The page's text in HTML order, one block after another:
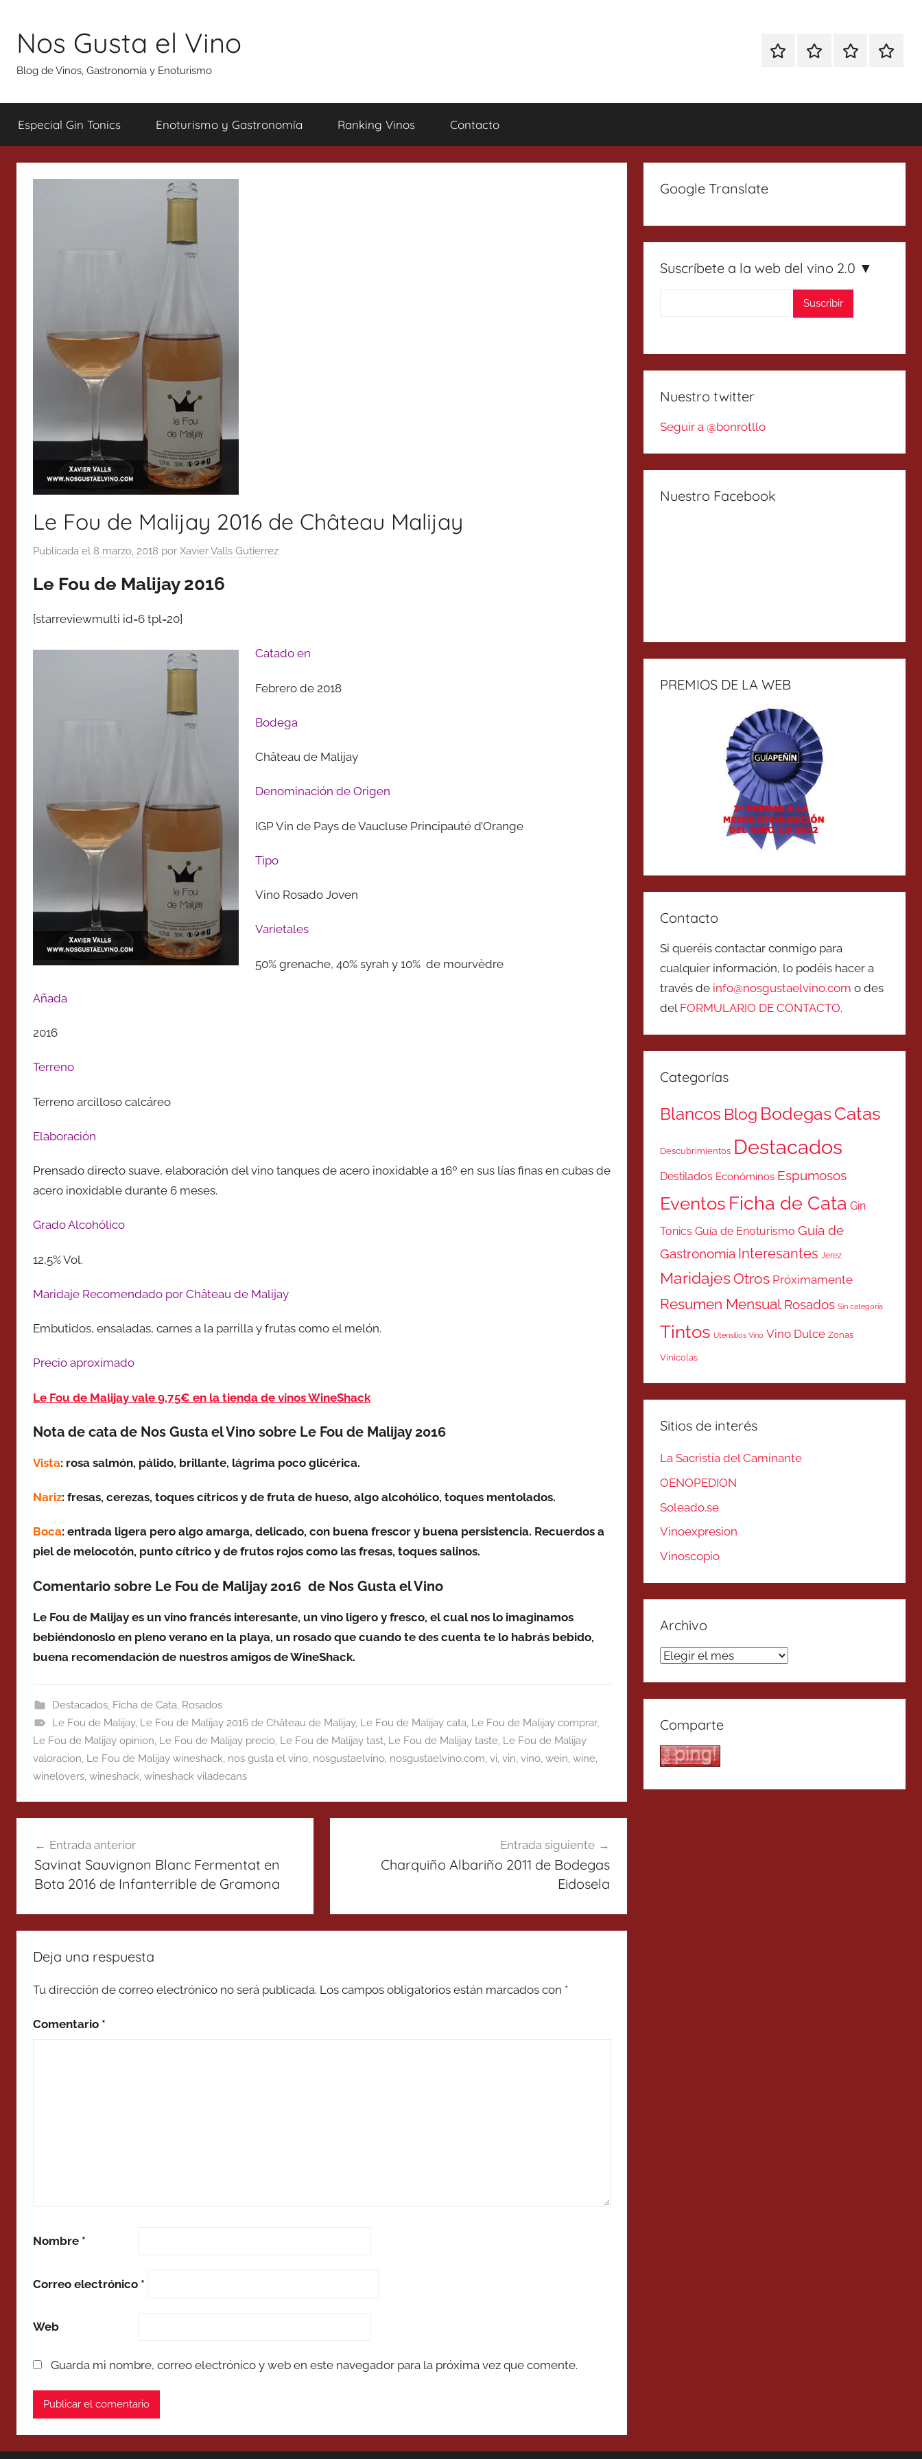
contenido
Nos Gusta el Vino
Blog de Vinos, Gastronomía y Enoturismo
EspecialEnoturismoRanking
Especial Gin Tonics Enoturismo y Gastronomía Ranking Vinos Contacto
Le Fou de Malijay 2016 de Château Malijay
Publicada el 8 marzo, 2018 por Xavier Valls Gutierrez
Le Fou de Malijay 2016
[starreviewmulti id=6 tpl=20]
Catado en
Febrero de 2018
Bodega
Château de Malijay
Denominación de Origen
IGP Vin de Pays de Vaucluse Principauté d’Orange
Tipo
Vino Rosado Joven
Varietales
50% grenache, 40% syrah y 10% de mourvèdre
Añada
2016
Terreno
Terreno arcilloso calcáreo
Elaboración
Prensado directo suave, elaboración del vino tanques de acero inoxidable a 16º en sus lías finas en cubas de
acero inoxidable durante 6 meses.
Grado Alcohólico
12,5% Vol.
Maridaje Recomendado por Château de Malijay
Embutidos, ensaladas, carnes a la parrilla y frutas como el melón.
Precio aproximado
Le Fou de Malijay vale 9,75€ en la tienda de vinos WineShack
Nota de cata de Nos Gusta el Vino sobre Le Fou de Malijay 2016
Vista: rosa salmón, pálido, brillante, lágrima poco glicérica.
Nariz: fresas, cerezas, toques cítricos y de fruta de hueso, algo alcohólico, toques mentolados.
Boca: entrada ligera pero algo amarga, delicado, con buena frescor y buena persistencia. Recuerdos a
piel de melocotón, punto cítrico y de frutos rojos como las fresas, toques salinos.
Comentario sobre Le Fou de Malijay 2016 de Nos Gusta el Vino
Le Fou de Malijay es un vino francés interesante, un vino ligero y fresco, el cual nos lo imaginamos
bebiéndonoslo en pleno verano en la playa, un rosado que cuando te des cuenta te lo habrás bebido,
buena recomendación de nuestros amigos de WineShack.
Destacados, Ficha de Cata Rosados
Le Fou de Malijay, Le Fou de Malijay 2016 de Château de Malijay, Le Fou de Malijay cata Le Fou de Malijay comprar,
Le Fou de Malijay opinion Le Fou de Malijay precio Le Fou de Malijay tast Le Fou de Malijay taste Le Fou de Malijay
valoracion Le Fou de Malijay wineshack nos gusta el vino nosgustaelvino nosgustaelvino.com vi vin vino wein wine
winelovers wineshack wineshack viladecans
de
entradas
Entrada anterior
Savinat Sauvignon Blanc Fermentat en
Bota 2016 de Infanterrible de Gramona
Entrada siguiente
Charquiño Albariño 2011 de Bodegas
Eidosela
Deja una respuesta
Tu dirección de correo electrónico no será publicada. Los campos obligatorios están marcados con *
Comentario *
Nombre *
Correo electrónico *
Web
Guarda mi nombre, correo electrónico y web en este navegador para la próxima vez que comente.
Google Translate
Suscríbete a la web del vino 2.0 ▼
Nuestro twitter
Seguir a @bonrotllo
Nuestro Facebook
PREMIOS DE LA WEB
Contacto
Si queréis contactar conmigo para
cualquier información, lo podéis hacer a
través de info@nosgustaelvino.com o des
del FORMULARIO DE CONTACTO.
Categorías
Blancos Blog BodegasCatas
Descubrimientos Destacados
Destilados Económinos Espumosos
Eventos Ficha de Cata Gin
Tonics Guía de Enoturismo Guía de
Gastronomía Interesantes Jerez
MaridajesOtros Próximamente
Resumen Mensual Rosados Sin categoría
Tintos Utensilios Vino Vino Dulce Zonas
Vinicolas
Sitios de interés
La Sacristía del Caminante
OENOPEDION
Soleado.se
Vinoexpresion
Vinoscopio
Archivo
Archivo
Comparte